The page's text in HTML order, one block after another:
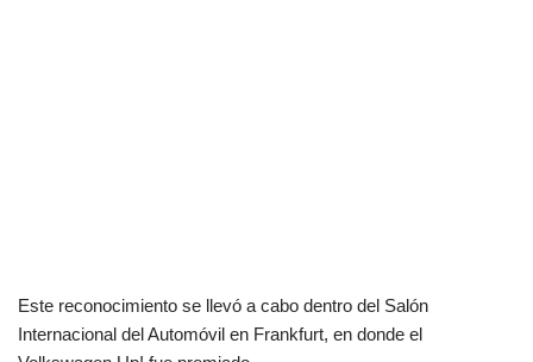
Este reconocimiento se llevó a cabo dentro del Salón
Internacional del Automóvil en Frankfurt, en donde el